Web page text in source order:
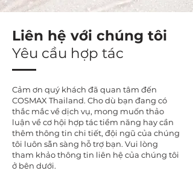
Liên hệ với chúng tôi
Yêu cầu hợp tác
Cảm ơn quý khách đã quan tâm đến
COSMAX Thailand. Cho dù bạn đang có
thắc mắc về dịch vụ, mong muốn thảo
luận về cơ hội hợp tác tiềm năng hay cần
thêm thông tin chi tiết, đội ngũ của chúng
tôi luôn sẵn sàng hỗ trợ bạn. Vui lòng
tham khảo thông tin liên hệ của chúng tôi
ở bên dưới.